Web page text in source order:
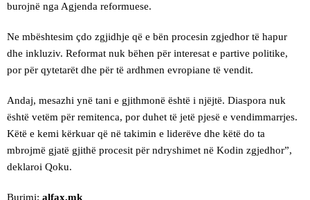
burojnë nga Agjenda reformuese.
Ne mbështesim çdo zgjidhje që e bën procesin zgjedhor të hapur
dhe inkluziv. Reformat nuk bëhen për interesat e partive politike,
por për qytetarët dhe për të ardhmen evropiane të vendit.
Andaj, mesazhi ynë tani e gjithmonë është i njëjtë. Diaspora nuk
është vetëm për remitenca, por duhet të jetë pjesë e vendimmarrjes.
Këtë e kemi kërkuar që në takimin e liderëve dhe këtë do ta
mbrojmë gjatë gjithë procesit për ndryshimet në Kodin zgjedhor”,
deklaroi Qoku.
Burimi: alfax.mk